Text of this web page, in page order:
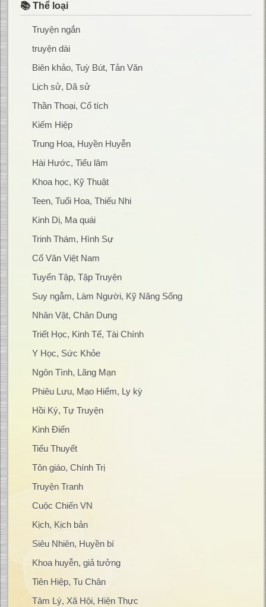
📚 Thể loại
Truyện ngắn
truyện dài
Biên khảo, Tuỳ Bút, Tản Văn
Lịch sử, Dã sử
Thần Thoại, Cổ tích
Kiếm Hiệp
Trung Hoa, Huyền Huyễn
Hài Hước, Tiếu lâm
Khoa học, Kỹ Thuật
Teen, Tuổi Hoa, Thiếu Nhi
Kinh Dị, Ma quái
Trinh Thám, Hình Sự
Cổ Văn Việt Nam
Tuyển Tập, Tập Truyện
Suy ngẫm, Làm Người, Kỹ Năng Sống
Nhân Vật, Chân Dung
Triết Học, Kinh Tế, Tài Chính
Y Học, Sức Khỏe
Ngôn Tình, Lãng Mạn
Phiêu Lưu, Mạo Hiểm, Ly kỳ
Hồi Ký, Tự Truyện
Kinh Điển
Tiểu Thuyết
Tôn giáo, Chính Trị
Truyện Tranh
Cuộc Chiến VN
Kịch, Kịch bản
Siêu Nhiên, Huyền bí
Khoa huyễn, giả tưởng
Tiên Hiệp, Tu Chân
Tâm Lý, Xã Hội, Hiện Thực